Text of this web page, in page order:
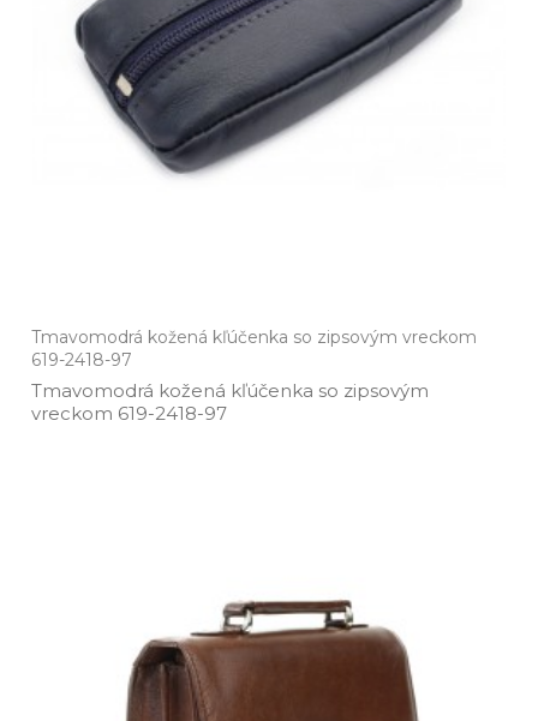
Tmavomodrá kožená kľúčenka so zipsovým vreckom
619-2418-97
Tmavomodrá kožená kľúčenka so zipsovým
vreckom 619­-2418­-97